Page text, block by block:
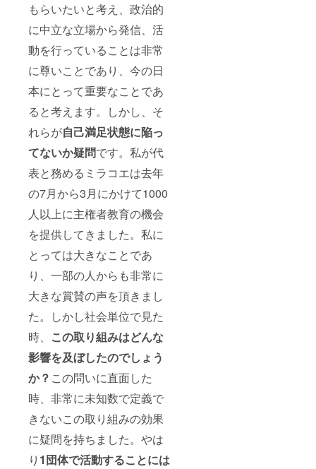
もらいたいと考え、政治的
に中立な立場から発信、活
動を行っていることは非常
に尊いことであり、今の日
本にとって重要なことであ
ると考えます。しかし、そ
れらが自己満足状態に陥っ
てないか疑問です。私が代
表と務めるミラコエは去年
の7月から3月にかけて1000
人以上に主権者教育の機会
を提供してきました。私に
とっては大きなことであ
り、一部の人からも非常に
大きな賞賛の声を頂きまし
た。しかし社会単位で見た
時、 この取り組みはどんな
影響を及ぼしたのでしょう
か？ この問いに直面した
時、非常に未知数で定義で
きないこの取り組みの効果
に疑問を持ちました。やは
り 1団体で活動することには